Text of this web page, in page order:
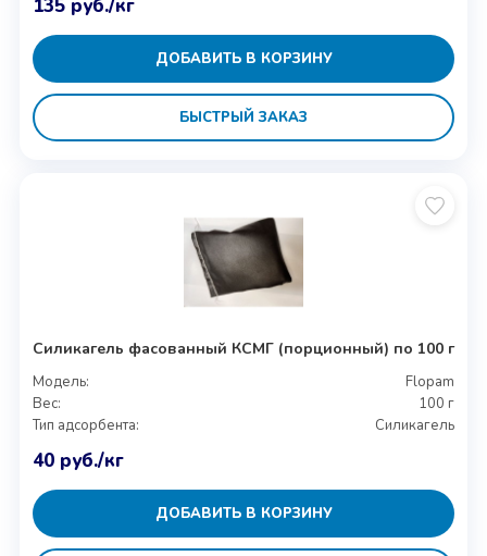
135 руб./кг
ДОБАВИТЬ В КОРЗИНУ
БЫСТРЫЙ ЗАКАЗ
Силикагель фасованный КСМГ (порционный) по 100 г
Модель:
Flopam
Вес:
100 г
Тип адсорбента:
Силикагель
40 руб./кг
ДОБАВИТЬ В КОРЗИНУ